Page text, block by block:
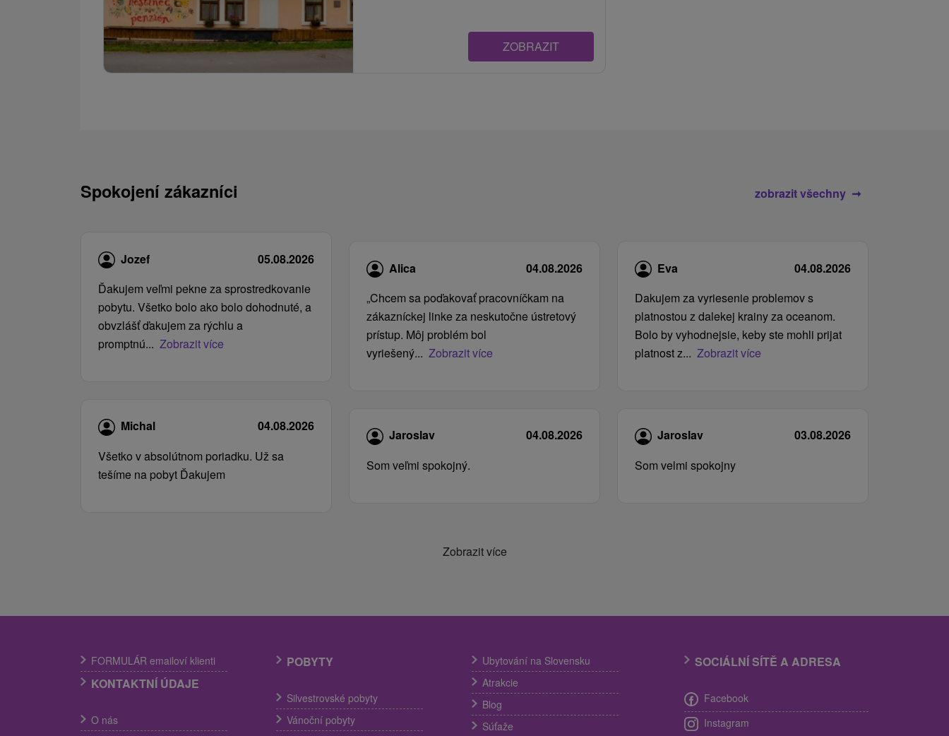
ZOBRAZIT
Spokojení zákazníci zobrazit všechny
Jozef
05.08.2026
Ďakujem veľmi pekne za sprostredkovanie
pobytu. Všetko bolo ako bolo dohodnuté, a
obvzlášť ďakujem za rýchlu a
promptnú... Zobrazit více
Michal
04.08.2026
Všetko v absolútnom poriadku. Už sa
tešíme na pobyt Ďakujem
Alica
04.08.2026
„Chcem sa poďakovať pracovníčkam na
zákazníckej linke za neskutočne ústretový
prístup. Môj problém bol
vyriešený... Zobrazit více
Jaroslav
04.08.2026
Som veľmi spokojný.
Eva
04.08.2026
Dakujem za vyriesenie problemov s
platnostou z dalekej krainy za oceanom.
Bolo by vyhodnejsie, keby ste mohli prijat
platnost z... Zobrazit více
Jaroslav
03.08.2026
Som velmi spokojny
Zobrazit více
FORMULÁR emailoví klienti
KONTAKTNÍ ÚDAJE
O nás
POBYTY
Silvestrovské pobyty
Vánoční pobyty
Ubytování na Slovensku
Atrakcie
Blog
Súťaže
SOCIÁLNÍ SÍTĚ A ADRESA
Facebook
Instagram